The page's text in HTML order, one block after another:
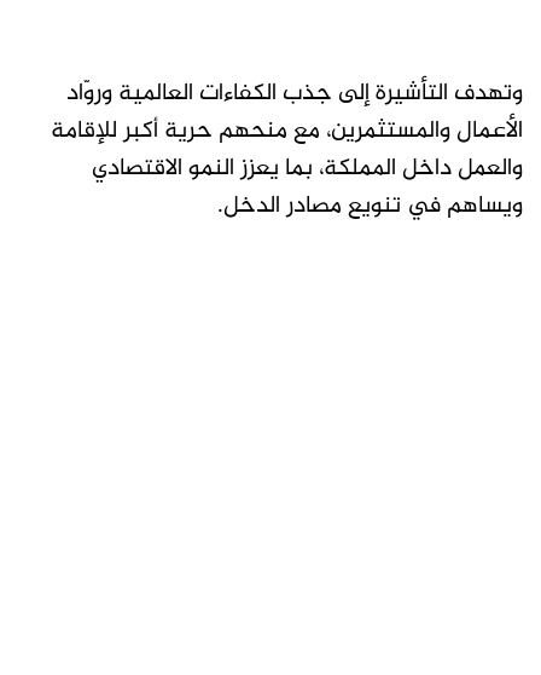
وتهدف التأشيرة إلى جذب الكفاءات العالمية وروّاد
الأعمال والمستثمرين، مع منحهم حرية أكبر للإقامة
والعمل داخل المملكة، بما يعزز النمو الاقتصادي
ويساهم في تنويع مصادر الدخل.